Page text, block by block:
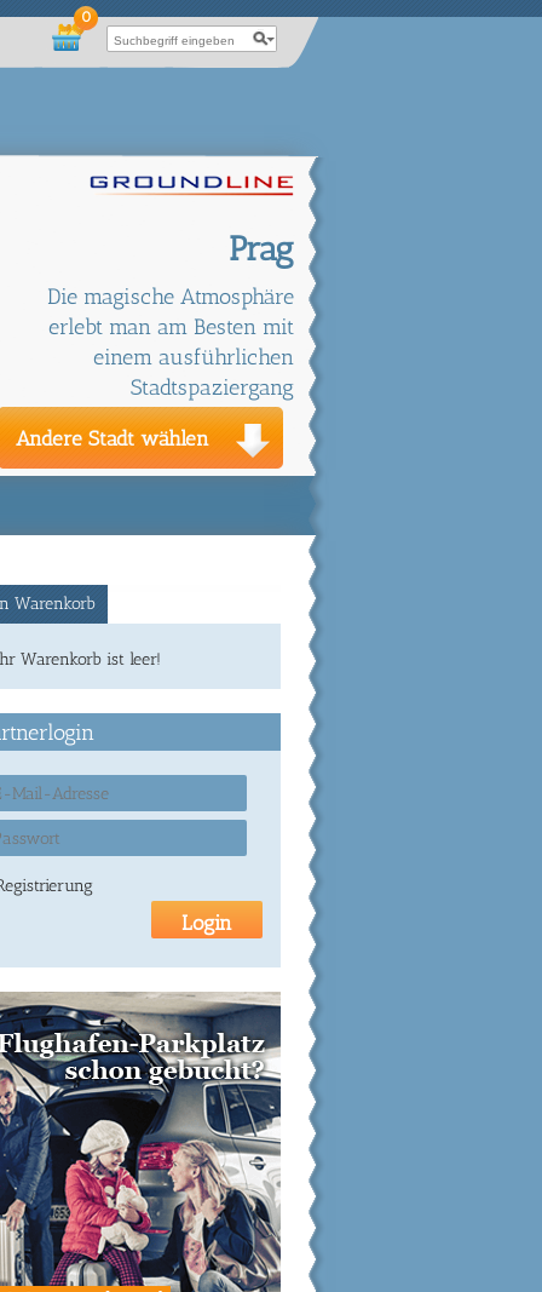
0
Prag
Die magische Atmosphäre
erlebt man am Besten mit
einem ausführlichen
Stadtspaziergang
Andere Stadt wählen
Warenkorb
Warenkorb ist leer!